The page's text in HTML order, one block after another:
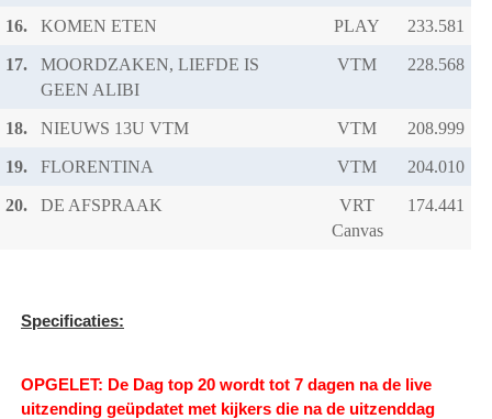
16. KOMEN ETEN PLAY
17.
MOORDZAKEN, LIEFDE IS
GEEN ALIBI
VTM
18. NIEUWS 13U VTM VTM
19. FLORENTINA VTM
20. DE AFSPRAAK
VRT
Canvas
Specificaties:
OPGELET: De Dag top 20 wordt tot 7 dagen na de live
uitzending geüpdatet met kijkers die na de uitzenddag